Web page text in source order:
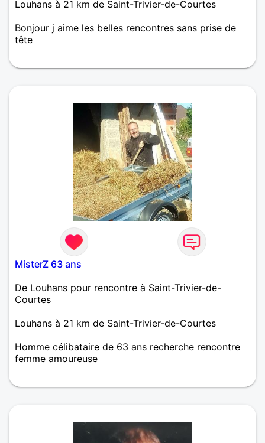
Louhans à 21 km de Saint-Trivier-de-Courtes
Bonjour j aime les belles rencontres sans prise de
tête
MisterZ 63 ans
De Louhans pour rencontre à Saint-Trivier-de-
Courtes
Louhans à 21 km de Saint-Trivier-de-Courtes
Homme célibataire de 63 ans recherche rencontre
femme amoureuse